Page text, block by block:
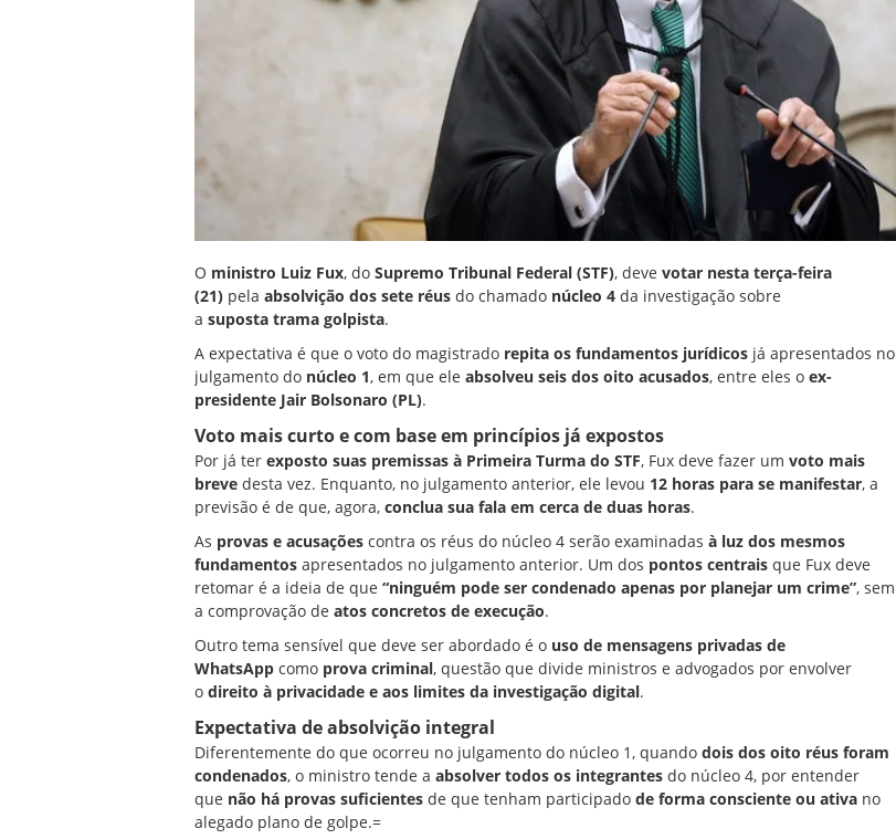
O ministro Luiz Fux, do Supremo Tribunal Federal (STF), deve votar nesta terça-feira
(21) pela absolvição dos sete réus do chamado núcleo 4 da investigação sobre
a suposta trama golpista.
A expectativa é que o voto do magistrado repita os fundamentos jurídicos já apresentados no
julgamento do núcleo 1, em que ele absolveu seis dos oito acusados, entre eles o ex-
presidente Jair Bolsonaro (PL).
Voto mais curto e com base em princípios já expostos
Por já ter exposto suas premissas à Primeira Turma do STF, Fux deve fazer um voto mais
breve desta vez. Enquanto, no julgamento anterior, ele levou 12 horas para se manifestar, a
previsão é de que, agora, conclua sua fala em cerca de duas horas.
As provas e acusações contra os réus do núcleo 4 serão examinadas à luz dos mesmos
fundamentos apresentados no julgamento anterior. Um dos pontos centrais que Fux deve
retomar é a ideia de que “ninguém pode ser condenado apenas por planejar um crime”, sem
a comprovação de atos concretos de execução.
Outro tema sensível que deve ser abordado é o uso de mensagens privadas de
WhatsApp como prova criminal, questão que divide ministros e advogados por envolver
o direito à privacidade e aos limites da investigação digital.
Expectativa de absolvição integral
Diferentemente do que ocorreu no julgamento do núcleo 1, quando dois dos oito réus foram
condenados, o ministro tende a absolver todos os integrantes do núcleo 4, por entender
que não há provas suficientes de que tenham participado de forma consciente ou ativa no
alegado plano de golpe.=